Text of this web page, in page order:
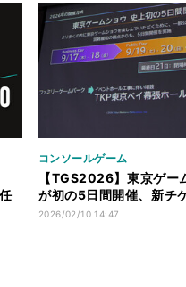
コンソールゲーム
【TGS2026】東京ゲー
が初の5日間開催、新チ
開催概要を公開
2026/02/10 14:47